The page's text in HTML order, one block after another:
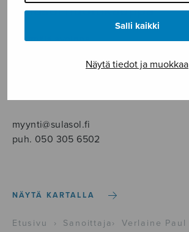
Salli kaikki
Näytä tiedot ja muokkaa
Sulasol nuottikauppa
Myymälä avoinna
myynti@sulasol.fi
puh. 050 305 6502
NÄYTÄ KARTALLA
Etusivu › Sanoittaja › Verlaine Paul